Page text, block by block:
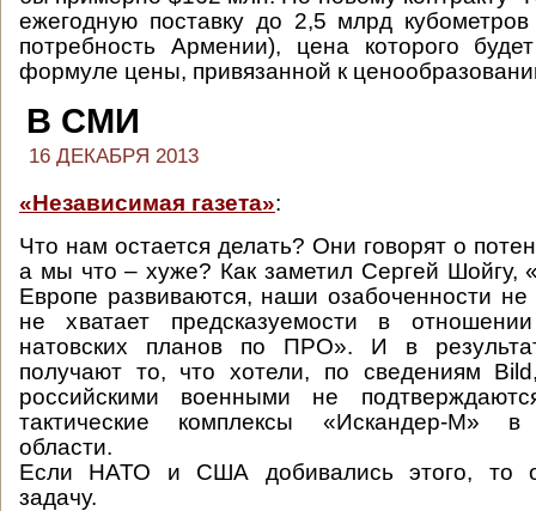
ежегодную поставку до 2,5 млрд кубометров
потребность Армении), цена которого
формуле цены, привязанной к
В СМИ
16 ДЕКАБРЯ 2013
«Независимая газета»:
Что нам остается делать? Они говорят о
а мы что – хуже? Как заметил Сергей
Европе развиваются, наши озабоченности
не хватает предсказуемости в
натовских планов по ПРО». И в
получают то, что хотели, по сведениям
российскими военными не
тактические комплексы «Искандер-М» в
области.
Если НАТО и США добивались этого, то
задачу.